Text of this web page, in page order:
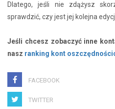
Dlatego, jeśli nie zdążysz
sprawdzić, czy jest jej kolejna
Jeśli chcesz zobaczyć inne
nasz ranking kont
FACEBOOK
TWITTER